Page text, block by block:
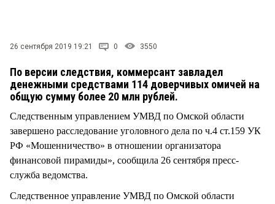
26 сентября 2019 19:21 0 3550
По версии следствия, коммерсант завладел
денежными средствами 114 доверчивых омичей на
общую сумму более 20 млн рублей.
Следственным управлением УМВД по Омской области
завершено расследование уголовного дела по ч.4 ст.159 УК
РФ «Мошенничество» в отношении организатора
финансовой пирамиды», сообщила 26 сентября пресс-
служба ведомства.
Следственное управление УМВД по Омской области